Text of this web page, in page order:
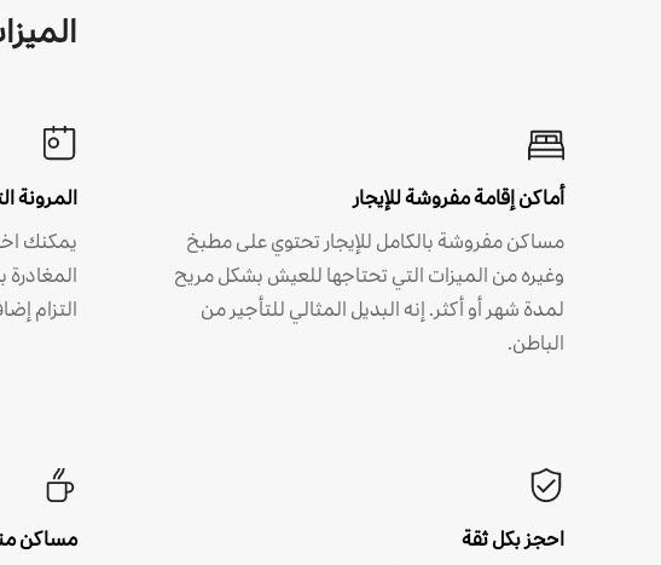
أماكن إقامة مفروشة للإيجار
مساكن مفروشة بالكامل للإيجار تحتوي على مطبخ
وغيره من الميزات التي تحتاجها للعيش بشكل مريح
لمدة شهر أو أكثر. إنه البديل المثالي للتأجير من
الباطن.
المرونة
يمكنك
المغادرة
التزام
احجز بكل ثقة
مساكن